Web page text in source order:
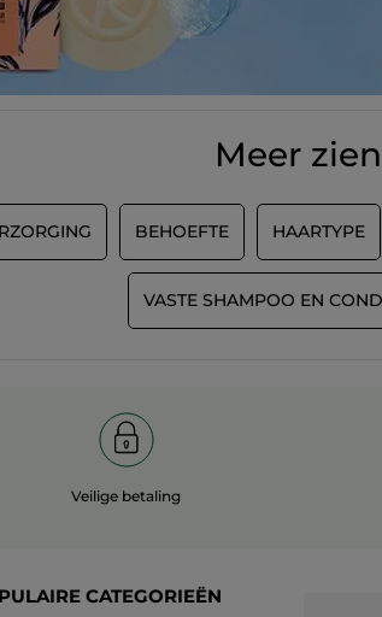
Meer zien
BEHOEFTE HAARTYPE
VASTE SHAMPOO EN
Veilige betaling
CATEGORIEËN